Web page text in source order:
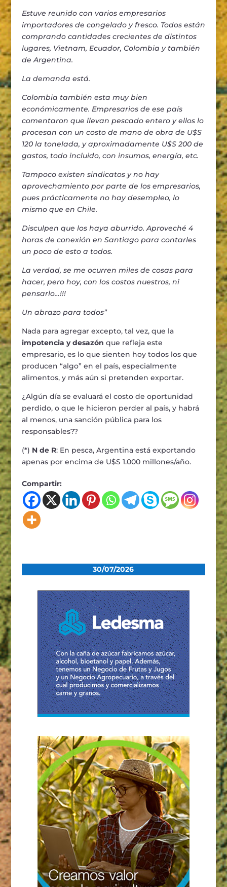
Estuve reunido con varios empresarios
importadores de congelado y fresco. Todos están
comprando cantidades crecientes de distintos
lugares, Vietnam, Ecuador, Colombia y también
de Argentina.
La demanda está.
Colombia también esta muy bien
económicamente. Empresarios de ese país
comentaron que llevan pescado entero y ellos lo
procesan con un costo de mano de obra de U$S
120 la tonelada, y aproximadamente U$S 200 de
gastos, todo incluido, con insumos, energía, etc.
Tampoco existen sindicatos y no hay
aprovechamiento por parte de los empresarios,
pues prácticamente no hay desempleo, lo
mismo que en Chile.
Disculpen que los haya aburrido. Aproveché 4
horas de conexión en Santiago para contarles
un poco de esto a todos.
La verdad, se me ocurren miles de cosas para
hacer, pero hoy, con los costos nuestros, ni
pensarlo…!!!
Un abrazo para todos”
Nada para agregar excepto, tal vez, que la
impotencia y desazón que refleja este
empresario, es lo que sienten hoy todos los que
producen “algo” en el país, especialmente
alimentos, y más aún si pretenden exportar.
¿Algún día se evaluará el costo de oportunidad
perdido, o que le hicieron perder al país, y habrá
al menos, una sanción pública para los
responsables??
(*) N de R: En pesca, Argentina está exportando
apenas por encima de U$S 1.000 millones/año.
Compartir:
30/07/2026